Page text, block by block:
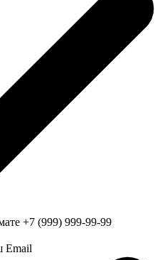
+7 (999) 999-99-99
Email